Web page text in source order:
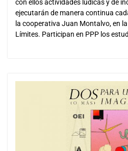
con ellos actividades lúdicas y de
ejecutarán de manera continua
la cooperativa Juan Montalvo, en
Límites. Participan en PPP los